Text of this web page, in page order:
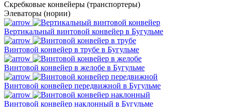
Скребковые конвейеры (транспортеры)
Элеваторы (нории)
Вертикальный винтовой конвейер в Бугульме
Винтовой конвейер в трубе в Бугульме
Винтовой конвейер в желобе в Бугульме
Винтовой конвейер передвижной в Бугульме
Винтовой конвейер наклонный в Бугульме